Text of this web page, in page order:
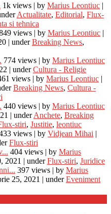
1k views | by Marius Leontiuc |
Actualitate, Editorial, Flux-
si tehnica
views | by Marius Leontiuc |
| underBreaking News,
774 views | by Marius Leontiuc
| underCultura - Religie
views | by Marius Leontiuc |
Breaking News, Cultura -
440 views | by Marius Leontiuc
| underAnchete, Breaking
stiri, Justitie, leontiuc
views | by Vidjean Mihai |
Flux-stiri
404 views | by Marius
2021 | underFlux-stiri, Juridice
397 views | by Marius
25, 2021 | underEveniment